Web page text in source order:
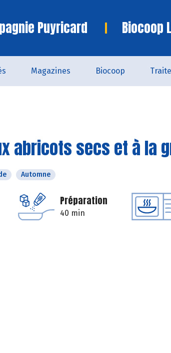
Puyricard Biocoop
Magazines Biocoop
abricots secs et à la
Automne
Préparation
40 min